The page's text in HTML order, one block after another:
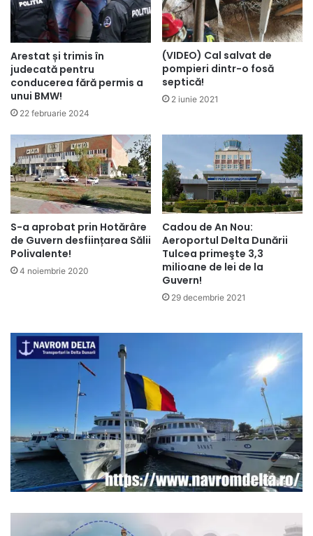
Arestat și trimis în
judecată pentru
conducerea fără permis a
unui BMW!
22 februarie 2024
(VIDEO) Cal salvat de
pompieri dintr-o fosă
septică!
2 iunie 2021
S-a aprobat prin Hotărâre
de Guvern desființarea Sălii
Polivalente!
4 noiembrie 2020
Cadou de An Nou:
Aeroportul Delta Dunării
Tulcea primeşte 3,3
milioane de lei de la
Guvern!
29 decembrie 2021